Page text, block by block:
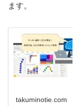
ます。
takuminotie.com